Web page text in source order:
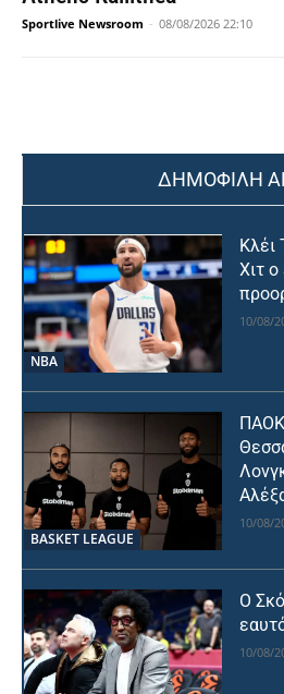
Sportlive Newsroom - 08/08/2026 22:10
ΔΗΜΟΦΙΛΗ
NBA
Κλέι
Χιτ
10/08/
BASKET LEAGUE
10/08/
Ο
10/08/